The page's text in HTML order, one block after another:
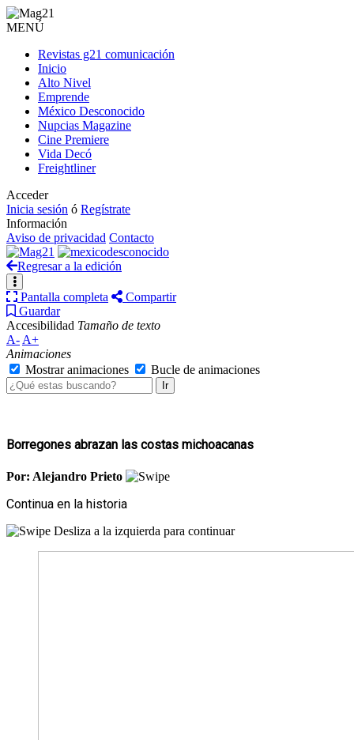
MENÚ
Revistas g21 comunicación
Inicio
Alto Nivel
Emprende
México Desconocido
Nupcias Magazine
Cine Premiere
Vida Decó
Freightliner
Acceder
Inicia sesión ó Regístrate
Información
Aviso de privacidad Contacto
Regresar a la edición
Pantalla completa
Compartir
Guardar
Accesibilidad Tamaño de texto
A- A+
Animaciones
Mostrar animaciones
Bucle de animaciones
Ir
Borregones abrazan las costas michoacanas
Por: Alejandro Prieto
Continua en la historia
Desliza a la izquierda para continuar